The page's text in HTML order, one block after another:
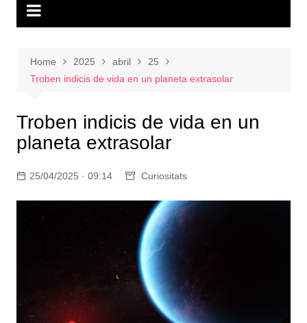
Home 2025 abril
25
Troben indicis de vida en un planeta extrasolar
Troben indicis de vida en un
planeta extrasolar
25/04/2025 · 09:14 Curiositats